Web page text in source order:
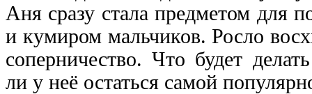
Аня сразу стала предметом для
и кумиром мальчиков. Росло
соперничество. Что будет
ли у неё остаться самой